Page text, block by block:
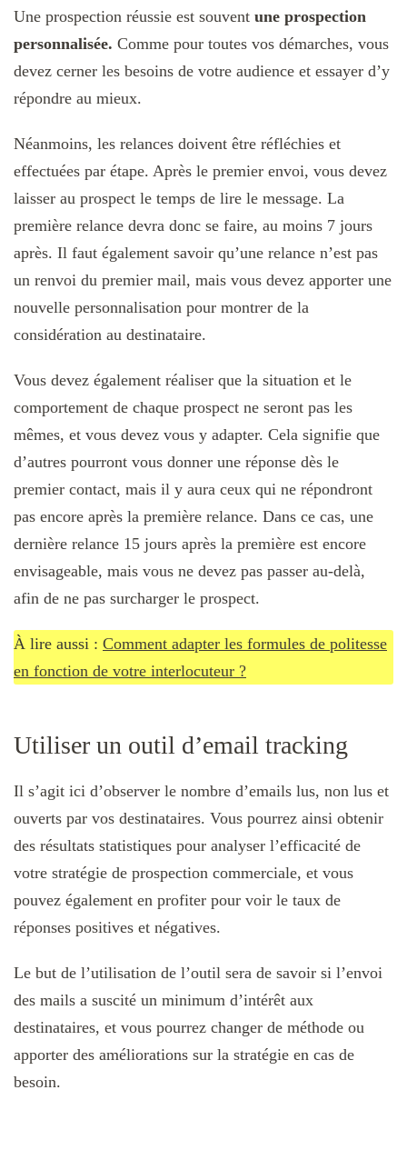
Une prospection réussie est souvent une prospection
personnalisée. Comme pour toutes vos démarches, vous
devez cerner les besoins de votre audience et essayer d’y
répondre au mieux.
Néanmoins, les relances doivent être réfléchies et
effectuées par étape. Après le premier envoi, vous devez
laisser au prospect le temps de lire le message. La
première relance devra donc se faire, au moins 7 jours
après. Il faut également savoir qu’une relance n’est pas
un renvoi du premier mail, mais vous devez apporter une
nouvelle personnalisation pour montrer de la
considération au destinataire.
Vous devez également réaliser que la situation et le
comportement de chaque prospect ne seront pas les
mêmes, et vous devez vous y adapter. Cela signifie que
d’autres pourront vous donner une réponse dès le
premier contact, mais il y aura ceux qui ne répondront
pas encore après la première relance. Dans ce cas, une
dernière relance 15 jours après la première est encore
envisageable, mais vous ne devez pas passer au-delà,
afin de ne pas surcharger le prospect.
À lire aussi : Comment adapter les formules de politesse
en fonction de votre interlocuteur ?
Utiliser un outil d’email tracking
Il s’agit ici d’observer le nombre d’emails lus, non lus et
ouverts par vos destinataires. Vous pourrez ainsi obtenir
des résultats statistiques pour analyser l’efficacité de
votre stratégie de prospection commerciale, et vous
pouvez également en profiter pour voir le taux de
réponses positives et négatives.
Le but de l’utilisation de l’outil sera de savoir si l’envoi
des mails a suscité un minimum d’intérêt aux
destinataires, et vous pourrez changer de méthode ou
apporter des améliorations sur la stratégie en cas de
besoin.